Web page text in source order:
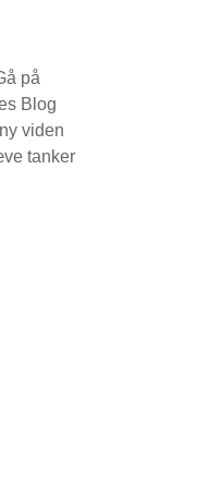
på
Blog
viden
tanker